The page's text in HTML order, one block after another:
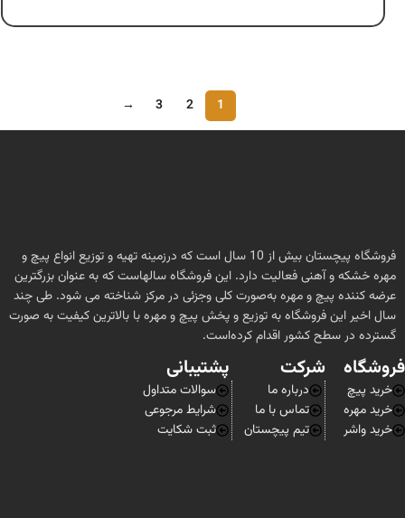
1
2
3
→
فروشگاه پیچستان بیش از 10 سال است که درزمینه تهیه و توزیع انواع پیچ و
مهره خشکه و آهنی فعالیت دارد. این فروشگاه سالهاست که به عنوان بزرگترین
عرضه کننده پیچ و مهره به‌صورت کلی وجزئی در مرکز شناخته می شود. طی چند
سال اخیر این فروشگاه به توزیع و پخش پیچ و مهره با بالاترین کیفیت به صورت
گسترده در سطح کشور اقدام کرده‌است.
فروشگاه
خرید پیچ
خرید مهره
خرید واشر
شرکت
درباره ما
تماس با ما
تیم پیچستان
پشتیبانی
سوالات متداول
شرایط مرجوعی
ثبت شکایت